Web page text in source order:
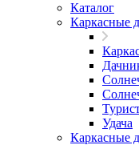
Каталог
Каркасные
Удача
Каркасные